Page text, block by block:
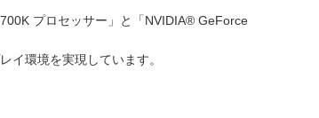
プロセッサー」と「NVIDIA® GeForce
イ環境を実現しています。